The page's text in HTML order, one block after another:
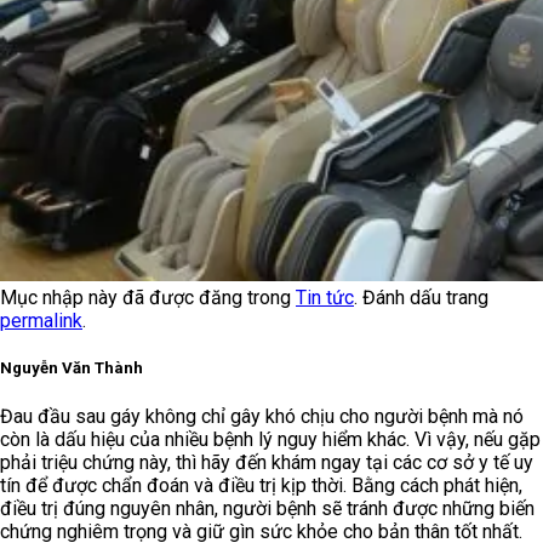
Mục nhập này đã được đăng trong Tin tức. Đánh dấu trang
permalink.
Nguyễn Văn Thành
Đau đầu sau gáy không chỉ gây khó chịu cho người bệnh mà nó
còn là dấu hiệu của nhiều bệnh lý nguy hiểm khác. Vì vậy, nếu gặp
phải triệu chứng này, thì hãy đến khám ngay tại các cơ sở y tế uy
tín để được chẩn đoán và điều trị kịp thời. Bằng cách phát hiện,
điều trị đúng nguyên nhân, người bệnh sẽ tránh được những biến
chứng nghiêm trọng và giữ gìn sức khỏe cho bản thân tốt nhất.